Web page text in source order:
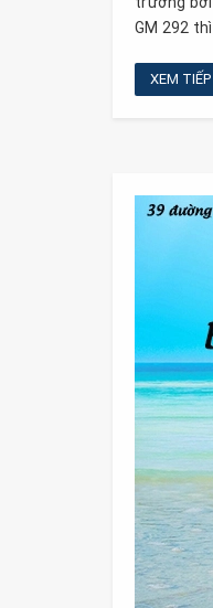
GM 292
XEM TIẾP